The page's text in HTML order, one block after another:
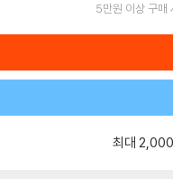
5만원 이상 구매
최대